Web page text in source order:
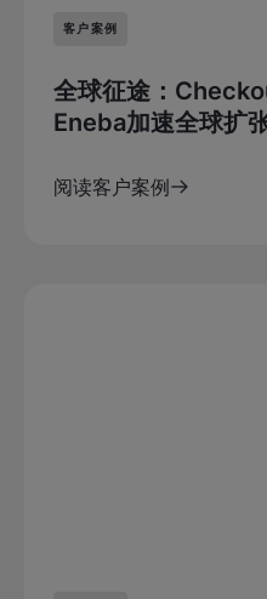
客户案例
全球征途：
Eneba加速全球扩
阅读客户案例